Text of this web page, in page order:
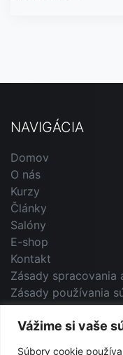
Vážime si vaše
Súbory cookie
NAVIGÁCIA
Domov
O nás
Kurzy
Články
Salóny
E-shop
Kontakt
Zásady spracovania
Zásady používania